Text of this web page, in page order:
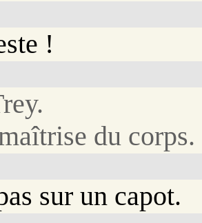
!
du corps.
sur un capot.